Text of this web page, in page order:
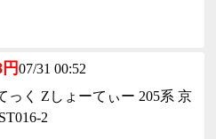
07/31 00:52
っく Zしょーてぃー 205系 京
2